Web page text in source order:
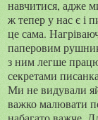
навчитися, адже
ж тепер у нас є і
це сама.
паперовим
з ним легше
секретами
Ми не видували
важко малювати